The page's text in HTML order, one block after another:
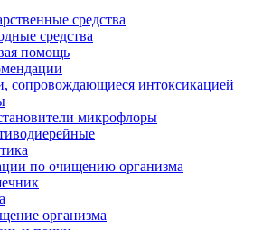
средства
средства
помощь
сопровождающиеся интоксикацией
микрофлоры
по очищению организма
организма